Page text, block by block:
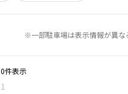
※一部駐車場は表示情報が異な
0件表示
1